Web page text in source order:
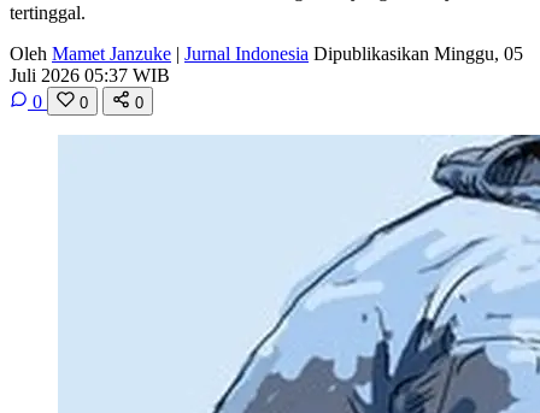
tertinggal.
Oleh Mamet Janzuke | Jurnal Indonesia Dipublikasikan Minggu, 05
Juli 2026 05:37 WIB
0
0 0